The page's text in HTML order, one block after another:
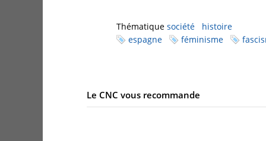
Thématique société
histoire
espagne
féminisme
Le CNC vous recommande